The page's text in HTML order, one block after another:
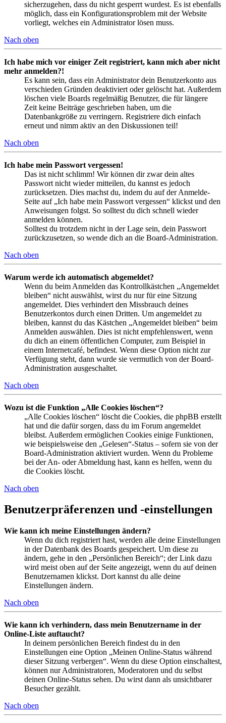
sicherzugehen, dass du nicht gesperrt wurdest. Es ist ebenfalls
möglich, dass ein Konfigurationsproblem mit der Website
vorliegt, welches ein Administrator lösen muss.
Nach oben
Ich habe mich vor einiger Zeit registriert, kann mich aber nicht
mehr anmelden?!
Es kann sein, dass ein Administrator dein Benutzerkonto aus
verschieden Gründen deaktiviert oder gelöscht hat. Außerdem
löschen viele Boards regelmäßig Benutzer, die für längere
Zeit keine Beiträge geschrieben haben, um die
Datenbankgröße zu verringern. Registriere dich einfach
erneut und nimm aktiv an den Diskussionen teil!
Nach oben
Ich habe mein Passwort vergessen!
Das ist nicht schlimm! Wir können dir zwar dein altes
Passwort nicht wieder mitteilen, du kannst es jedoch
zurücksetzen. Dies machst du, indem du auf der Anmelde-
Seite auf „Ich habe mein Passwort vergessen“ klickst und den
Anweisungen folgst. So solltest du dich schnell wieder
anmelden können.
Solltest du trotzdem nicht in der Lage sein, dein Passwort
zurückzusetzen, so wende dich an die Board-Administration.
Nach oben
Warum werde ich automatisch abgemeldet?
Wenn du beim Anmelden das Kontrollkästchen „Angemeldet
bleiben“ nicht auswählst, wirst du nur für eine Sitzung
angemeldet. Dies verhindert den Missbrauch deines
Benutzerkontos durch einen Dritten. Um angemeldet zu
bleiben, kannst du das Kästchen „Angemeldet bleiben“ beim
Anmelden auswählen. Dies ist nicht empfehlenswert, wenn
du dich an einem öffentlichen Computer, zum Beispiel in
einem Internetcafé, befindest. Wenn diese Option nicht zur
Verfügung steht, dann wurde sie vermutlich von der Board-
Administration ausgeschaltet.
Nach oben
Wozu ist die Funktion „Alle Cookies löschen“?
„Alle Cookies löschen“ löscht die Cookies, die phpBB erstellt
hat und die dafür sorgen, dass du im Forum angemeldet
bleibst. Außerdem ermöglichen Cookies einige Funktionen,
wie beispielsweise den „Gelesen“-Status – sofern sie von der
Board-Administration aktiviert wurden. Wenn du Probleme
bei der An- oder Abmeldung hast, kann es helfen, wenn du
die Cookies löscht.
Nach oben
Benutzerpräferenzen und -einstellungen
Wie kann ich meine Einstellungen ändern?
Wenn du dich registriert hast, werden alle deine Einstellungen
in der Datenbank des Boards gespeichert. Um diese zu
ändern, gehe in den „Persönlichen Bereich“; der Link dazu
wird meist oben auf der Seite angezeigt, wenn du auf deinen
Benutzernamen klickst. Dort kannst du alle deine
Einstellungen ändern.
Nach oben
Wie kann ich verhindern, dass mein Benutzername in der
Online-Liste auftaucht?
In deinem persönlichen Bereich findest du in den
Einstellungen eine Option „Meinen Online-Status während
dieser Sitzung verbergen“. Wenn du diese Option einschaltest,
können nur Administratoren, Moderatoren und du selbst
deinen Online-Status sehen. Du wirst dann als unsichtbarer
Besucher gezählt.
Nach oben